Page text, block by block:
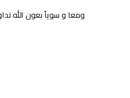
ومعا و سوياً بعون الله